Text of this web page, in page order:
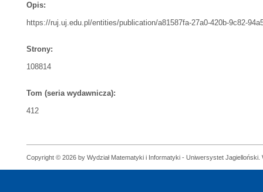
Opis:
https://ruj.uj.edu.pl/entities/publication/a81587fa-27a0-420b-9c82-
Strony:
108814
Tom (seria wydawnicza):
412
Copyright © 2026 by Wydział Matematyki i Informatyki - Uniwersystet